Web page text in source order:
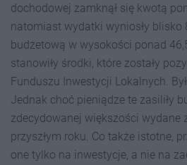
dochodowej zamknął się kwotą
natomiast wydatki wyniosły blisko
budżetową w wysokości ponad
stanowiły środki, które zostały
Funduszu Inwestycji Lokalnych.
Jednak choć pieniądze te zasiliły
zdecydowanej większości wydane
przyszłym roku. Co także istotne,
one tylko na inwestycje, a nie na